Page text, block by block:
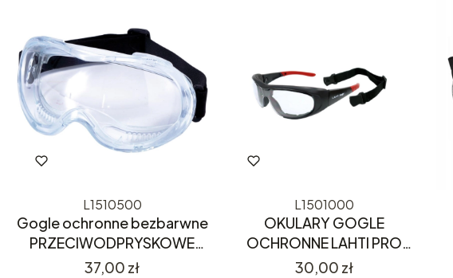
L1510500
Gogle ochronne bezbarwne
PRZECIWODPRYSKOWE
L1510500 LAHTI PRO
Cena
37,00 zł
L1501000
OKULARY GOGLE
OCHRONNE LAHTI PRO
L1501000
Cena
30,00 zł